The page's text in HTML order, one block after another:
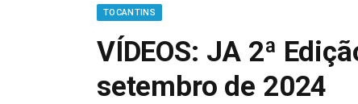
TOCANTINS
VÍDEOS: JA 2ª
setembro de 2024